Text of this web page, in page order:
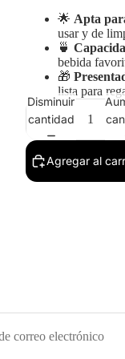
🌟 Apta
usar y de
🍵
bebida
🎁
lista para
Disminuir
cantidad
Agregar al